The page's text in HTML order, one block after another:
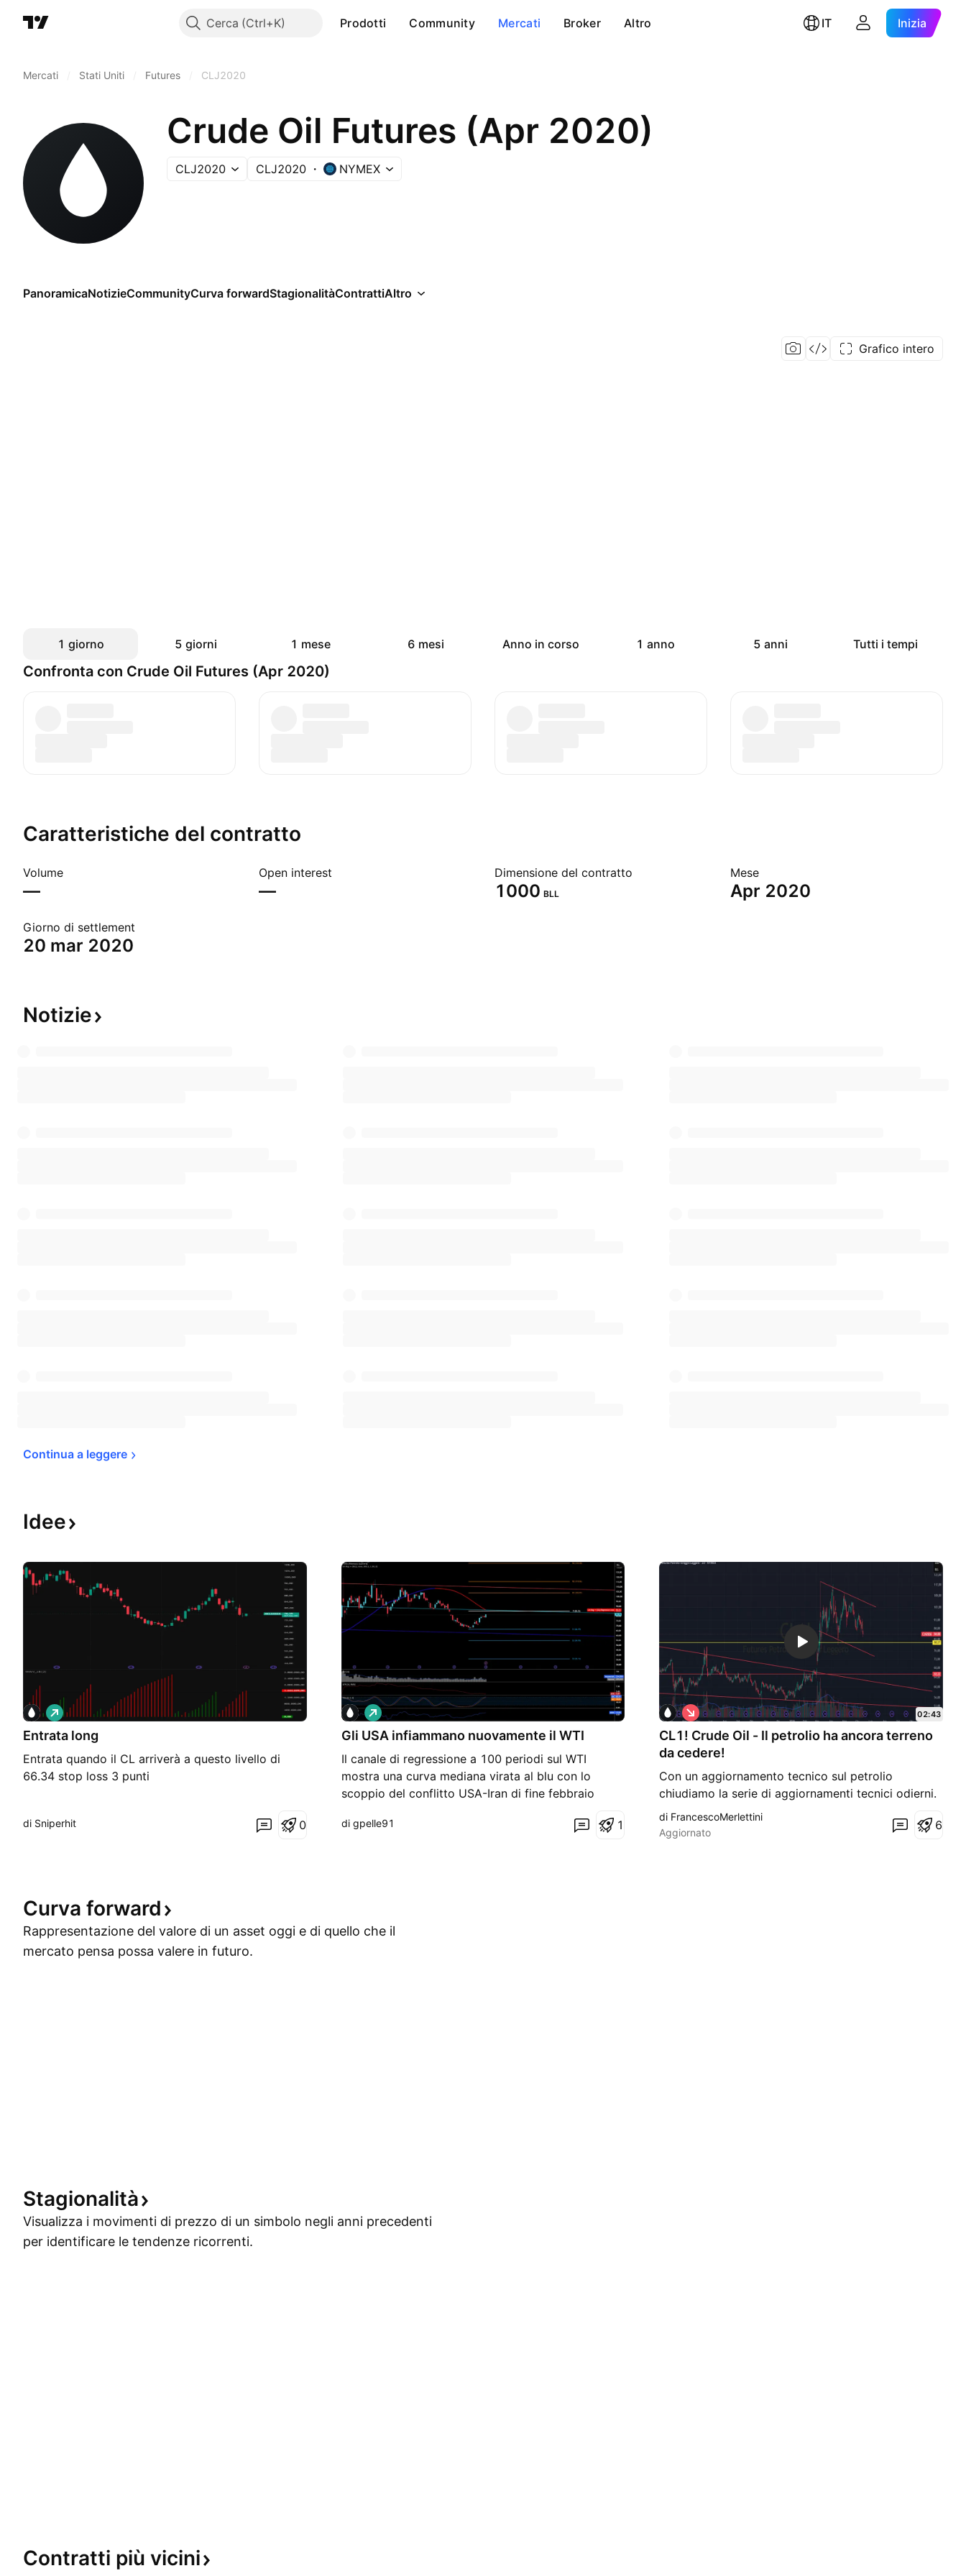
Cerca Prodotti Community Mercati Broker Altro IT Inizia
Mercati Stati Uniti Futures CLJ2020
Crude Oil Futures (Apr 2020)
CLJ2020 CLJ2020 NYMEX
PanoramicaNotizieCommunityCurva forwardStagionalitàContrattiAltro
Grafico intero
1 giorno 5 giorni 1 mese 6 mesi Anno in corso 1 anno 5 anni Tutti i tempi
Confronta con Crude Oil Futures (Apr 2020)
Caratteristiche del contratto
Volume
—
Open interest
—
Dimensione del contratto
1000 BLL
Mese
Apr 2020
Giorno di settlement
20 mar 2020
Notizie
Continua a leggere
Idee
Entrata long
Entrata quando il CL arriverà a questo livello di
66.34 stop loss 3 punti
L
o
n
di Sniperhit 0
Gli USA infiammano nuovamente il WTI
Il canale di regressione a 100 periodi sul WTI
mostra una curva mediana virata al blu con lo
scoppio del conflitto USA-Iran di fine febbraio
fino a 120 in una sola seduta - salita poi fino a un
L
o
n
di gpelle91 1
CL1! Crude Oil - Il petrolio ha ancora terreno
da cedere!
Con un aggiornamento tecnico sul petrolio
chiudiamo la serie di aggiornamenti tecnici odierni.
Eh si.. perché la discesa, a mio parere, non è ancora
terminata.. di strada da fare a ribasso ancora ce
S
h
o
t
02:43
di FrancescoMerlettini
Aggiornato
6
Curva forward
Rappresentazione del valore di un asset oggi e di quello che il
mercato pensa possa valere in futuro.
Stagionalità
Visualizza i movimenti di prezzo di un simbolo negli anni precedenti
per identificare le tendenze ricorrenti.
Contratti più vicini